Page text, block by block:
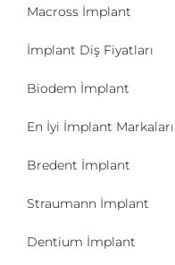
Macross İmplant
İmplant Diş Fiyatları
Biodem İmplant
En İyi İmplant Markaları
Bredent İmplant
Straumann İmplant
Dentium İmplant